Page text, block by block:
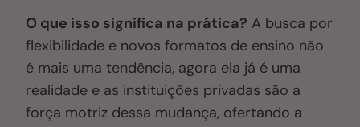
O que isso significa na prática? A busca por
flexibilidade e novos formatos de ensino não
é mais uma tendência, agora ela já é uma
realidade e as instituições privadas são a
força motriz dessa mudança, ofertando a